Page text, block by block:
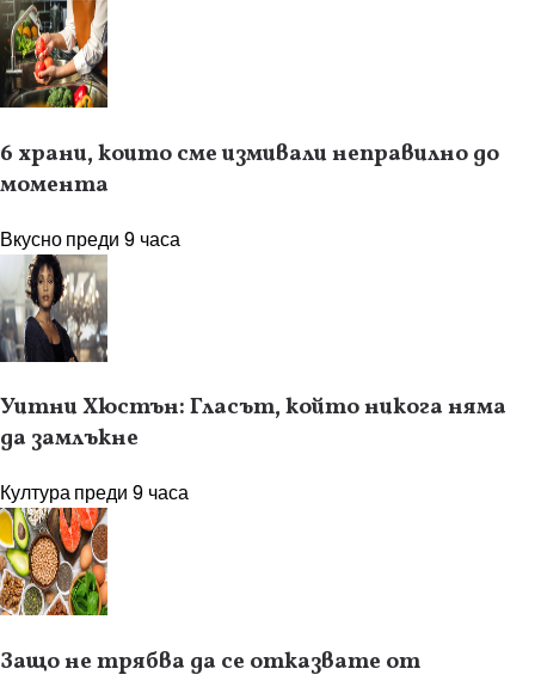
6 храни, които сме измивали неправилно до
момента
Вкуснопреди 9 часа
Уитни Хюстън: Гласът, който никога няма
да замлъкне
Културапреди 9 часа
Защо не трябва да се отказвате от